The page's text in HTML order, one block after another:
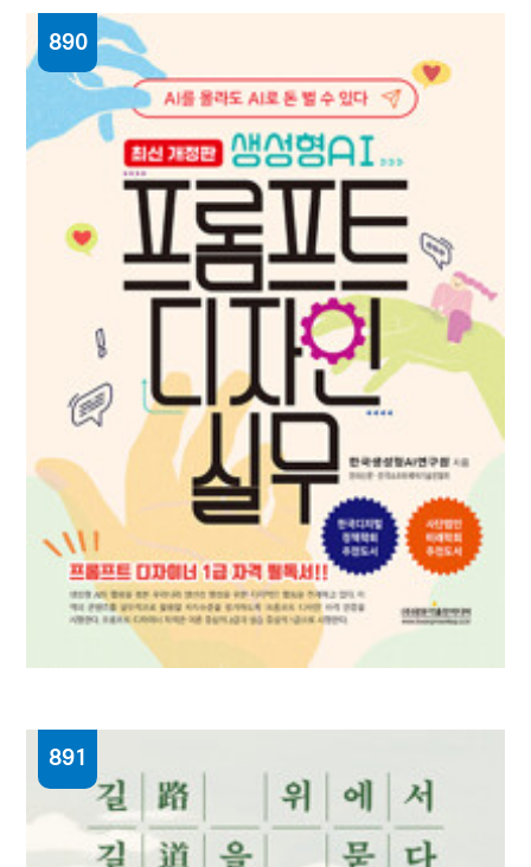
종의 기원 = The origin of species : 정유정
장편소설
정유정 [지음]
890
생성형 AI 프롬프트 디자인 실무 : AI를 몰라도
AI로 돈 벌 수 있다
한국생성형AI연구원 지음
891